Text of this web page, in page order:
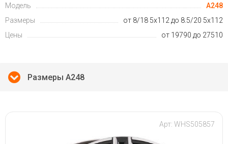
Модель
A248
Размеры
от 8/18 5x112 до 8.5/20 5x112
Цены
от 19790 до 27510
Размеры A248
Арт: WHS505857